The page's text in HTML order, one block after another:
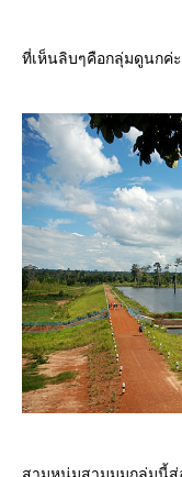
ที่เห็นลิบๆคือกลุ่มดูนกค่
สามหนุ่มสามมุมกลุ่มนี้ส่